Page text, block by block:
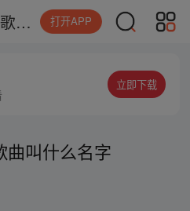
万人之上异人之下歌曲叫什么名字 打开APP
立即下载
曲叫什么名字